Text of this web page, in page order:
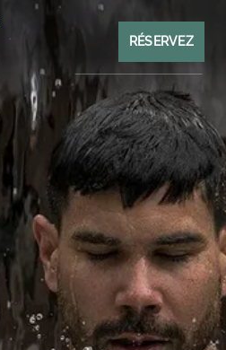
RÉSERVEZ